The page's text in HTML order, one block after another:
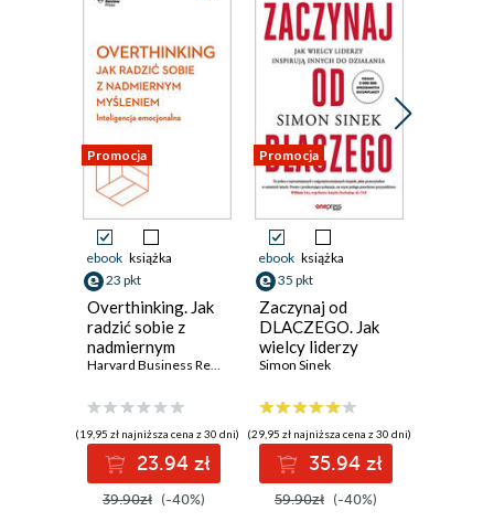
Promocja
ebook książka
23 pkt
Overthinking. Jak
radzić sobie z
nadmiernym
myśleniem.
emocjonalna.
Harvard Business
Review
(19,95 zł najniższa cena z 30 dni)
23.94 zł
39.90zł (-40%)
Promocja
ebook książka
35 pkt
Zaczynaj od
DLACZEGO. Jak
wielcy liderzy
inspirują innych do
II uzupełnione
Simon Sinek
(29,95 zł najniższa cena z 30 dni)
35.94 zł
59.90zł (-40%)